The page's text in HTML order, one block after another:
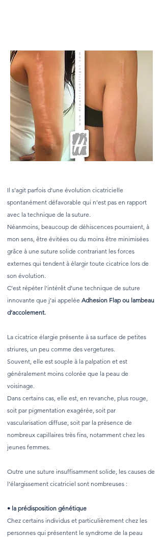
Il s’agit parfois d’une évolution cicatricielle
spontanément défavorable qui n’est pas en rapport
avec la technique de la suture.
Néanmoins, beaucoup de déhiscences pourraient, à
mon sens, être évitées ou du moins être minimisées
grâce à une suture solide contrariant les forces
externes qui tendent à élargir toute cicatrice lors de
son évolution.
C’est répéter l’intérêt d’une technique de suture
innovante que j’ai appelée Adhesion Flap ou lambeau
d’accolement.
La cicatrice élargie présente à sa surface de petites
striures, un peu comme des vergetures.
Souvent, elle est souple à la palpation et est
généralement moins colorée que la peau de
voisinage.
Dans certains cas, elle est, en revanche, plus rouge,
soit par pigmentation exagérée, soit par
vascularisation diffuse, soit par la présence de
nombreux capillaires très fins, notamment chez les
jeunes femmes.
Outre une suture insuffisamment solide, les causes de
l’élargissement cicatriciel sont nombreuses :
• la prédisposition génétique
Chez certains individus et particulièrement chez les
personnes qui présentent le syndrome de la peau